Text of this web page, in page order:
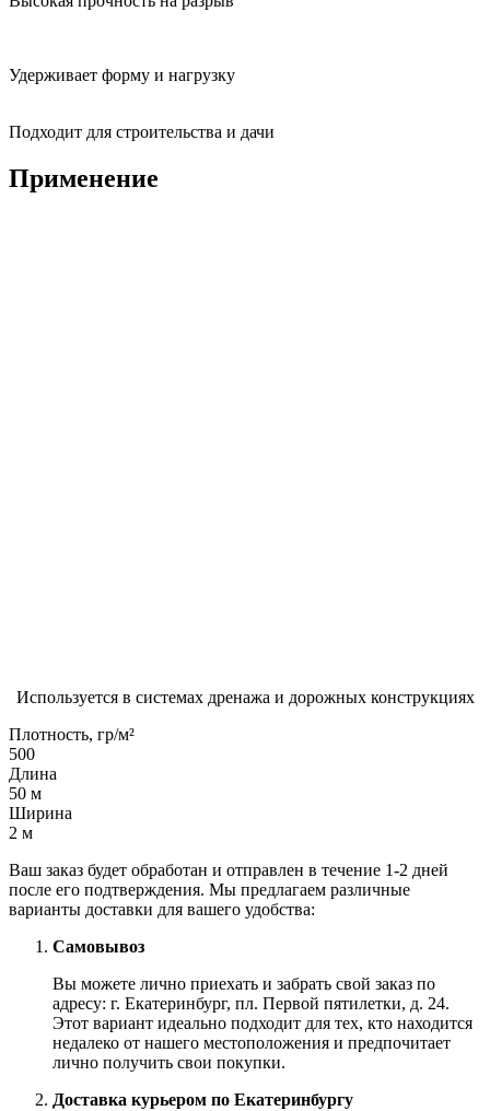
Удерживает форму и нагрузку
Подходит для строительства и дачи
Применение
Используется в системах дренажа и дорожных конструкциях
Плотность, гр/м²
500
Длина
50 м
Ширина
2 м
Ваш заказ будет обработан и отправлен в течение 1-2 дней
после его подтверждения. Мы предлагаем различные
варианты доставки для вашего удобства:
Самовывоз
Вы можете лично приехать и забрать свой заказ по
адресу: г. Екатеринбург, пл. Первой пятилетки, д. 24.
Этот вариант идеально подходит для тех, кто находится
недалеко от нашего местоположения и предпочитает
лично получить свои покупки.
Доставка курьером по Екатеринбургу